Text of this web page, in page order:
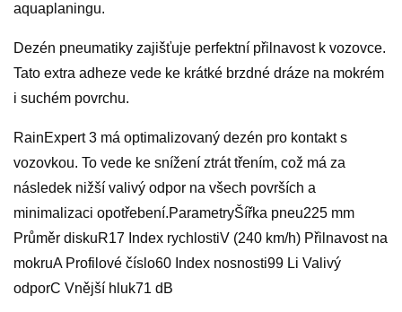
aquaplaningu.
Dezén pneumatiky zajišťuje perfektní přilnavost k vozovce.
Tato extra adheze vede ke krátké brzdné dráze na mokrém
i suchém povrchu.
RainExpert 3 má optimalizovaný dezén pro kontakt s
vozovkou. To vede ke snížení ztrát třením, což má za
následek nižší valivý odpor na všech površích a
minimalizaci opotřebení.ParametryŠířka pneu225 mm
Průměr diskuR17 Index rychlostiV (240 km/h) Přilnavost na
mokruA Profilové číslo60 Index nosnosti99 Li Valivý
odporC Vnější hluk71 dB